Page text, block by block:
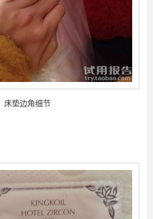
床垫边角细节